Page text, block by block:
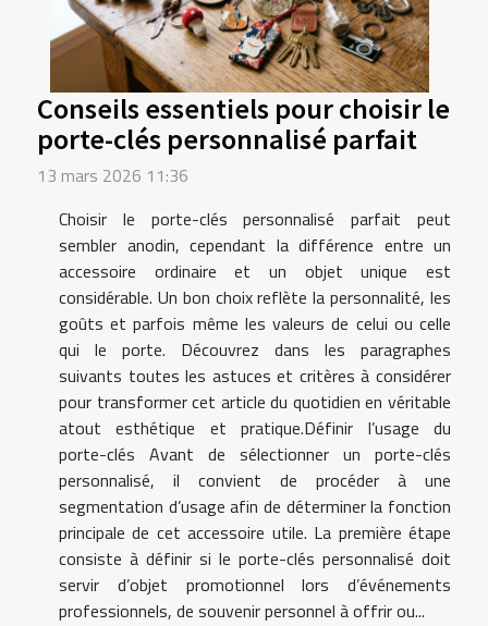
Conseils essentiels pour choisir le
porte-clés personnalisé parfait
13 mars 2026 11:36
Choisir le porte-clés personnalisé parfait peut
sembler anodin, cependant la différence entre un
accessoire ordinaire et un objet unique est
considérable. Un bon choix reflète la personnalité, les
goûts et parfois même les valeurs de celui ou celle
qui le porte. Découvrez dans les paragraphes
suivants toutes les astuces et critères à considérer
pour transformer cet article du quotidien en véritable
atout esthétique et pratique.Définir l’usage du
porte-clés Avant de sélectionner un porte-clés
personnalisé, il convient de procéder à une
segmentation d’usage afin de déterminer la fonction
principale de cet accessoire utile. La première étape
consiste à définir si le porte-clés personnalisé doit
servir d’objet promotionnel lors d’événements
professionnels, de souvenir personnel à offrir ou...